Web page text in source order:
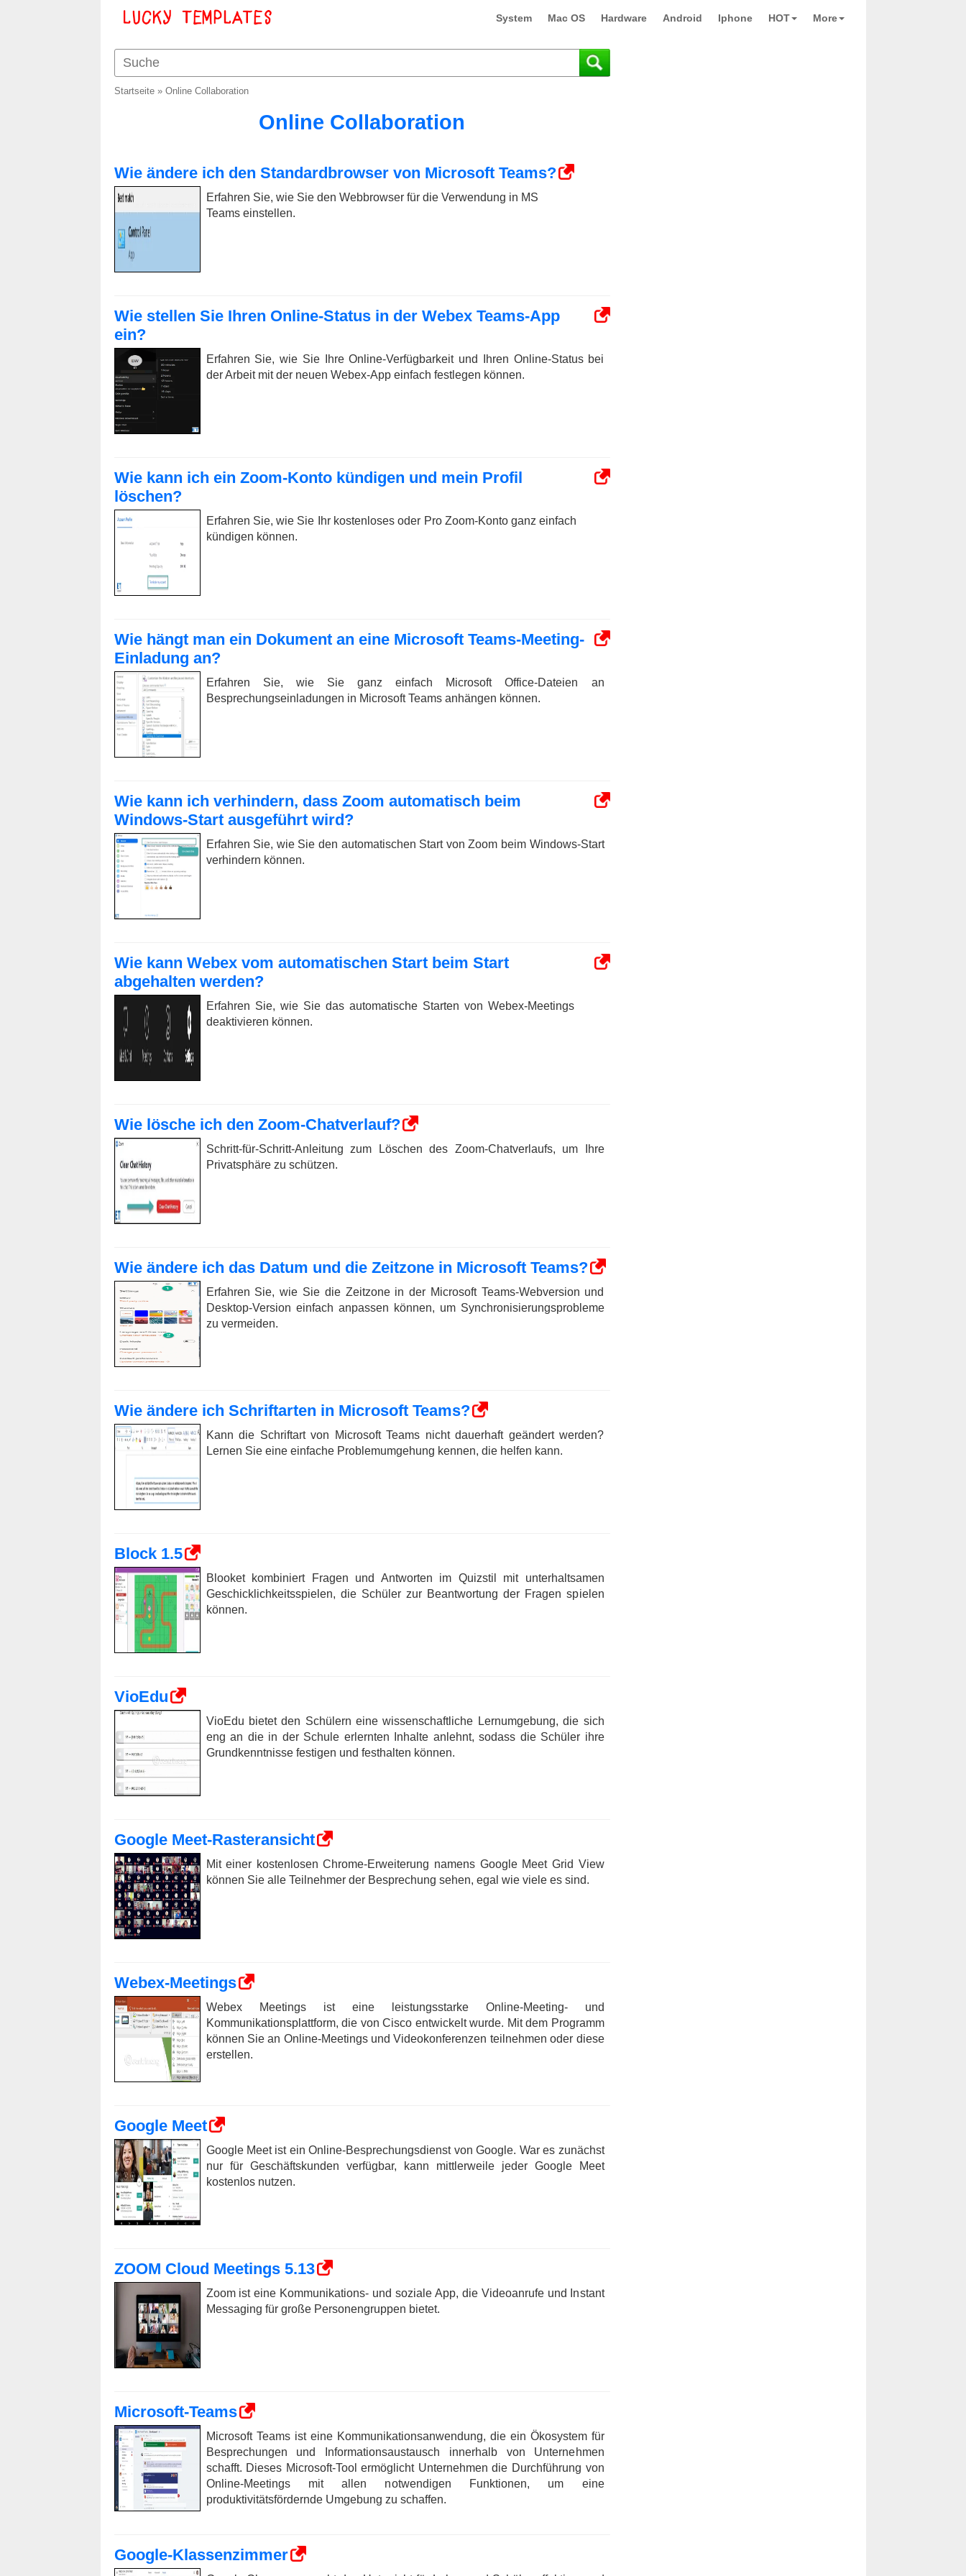
System Mac OS Hardware Android Iphone HOT More
Startseite» Online Collaboration
Online Collaboration
Wie ändere ich den Standardbrowser von Microsoft Teams?
Erfahren Sie, wie Sie den Webbrowser für die Verwendung in MS
Teams einstellen.
Wie stellen Sie Ihren Online-Status in der Webex Teams-App
ein?
Erfahren Sie, wie Sie Ihre Online-Verfügbarkeit und Ihren Online-Status bei
der Arbeit mit der neuen Webex-App einfach festlegen können.
Wie kann ich ein Zoom-Konto kündigen und mein Profil
löschen?
Erfahren Sie, wie Sie Ihr kostenloses oder Pro Zoom-Konto ganz einfach
kündigen können.
Wie hängt man ein Dokument an eine Microsoft Teams-Meeting-
Einladung an?
Erfahren Sie, wie Sie ganz einfach Microsoft Office-Dateien an
Besprechungseinladungen in Microsoft Teams anhängen können.
Wie kann ich verhindern, dass Zoom automatisch beim
Windows-Start ausgeführt wird?
Erfahren Sie, wie Sie den automatischen Start von Zoom beim Windows-Start
verhindern können.
Wie kann Webex vom automatischen Start beim Start
abgehalten werden?
Erfahren Sie, wie Sie das automatische Starten von Webex-Meetings
deaktivieren können.
Wie lösche ich den Zoom-Chatverlauf?
Schritt-für-Schritt-Anleitung zum Löschen des Zoom-Chatverlaufs, um Ihre
Privatsphäre zu schützen.
Wie ändere ich das Datum und die Zeitzone in Microsoft Teams?
Erfahren Sie, wie Sie die Zeitzone in der Microsoft Teams-Webversion und
Desktop-Version einfach anpassen können, um Synchronisierungsprobleme
zu vermeiden.
Wie ändere ich Schriftarten in Microsoft Teams?
Kann die Schriftart von Microsoft Teams nicht dauerhaft geändert werden?
Lernen Sie eine einfache Problemumgehung kennen, die helfen kann.
Block 1.5
Blooket kombiniert Fragen und Antworten im Quizstil mit unterhaltsamen
Geschicklichkeitsspielen, die Schüler zur Beantwortung der Fragen spielen
können.
VioEdu
VioEdu bietet den Schülern eine wissenschaftliche Lernumgebung, die sich
eng an die in der Schule erlernten Inhalte anlehnt, sodass die Schüler ihre
Grundkenntnisse festigen und festhalten können.
Google Meet-Rasteransicht
Mit einer kostenlosen Chrome-Erweiterung namens Google Meet Grid View
können Sie alle Teilnehmer der Besprechung sehen, egal wie viele es sind.
Webex-Meetings
Webex Meetings ist eine leistungsstarke Online-Meeting- und
Kommunikationsplattform, die von Cisco entwickelt wurde. Mit dem Programm
können Sie an Online-Meetings und Videokonferenzen teilnehmen oder diese
erstellen.
Google Meet
Google Meet ist ein Online-Besprechungsdienst von Google. War es zunächst
nur für Geschäftskunden verfügbar, kann mittlerweile jeder Google Meet
kostenlos nutzen.
ZOOM Cloud Meetings 5.13
Zoom ist eine Kommunikations- und soziale App, die Videoanrufe und Instant
Messaging für große Personengruppen bietet.
Microsoft-Teams
Microsoft Teams ist eine Kommunikationsanwendung, die ein Ökosystem für
Besprechungen und Informationsaustausch innerhalb von Unternehmen
schafft. Dieses Microsoft-Tool ermöglicht Unternehmen die Durchführung von
Online-Meetings mit allen notwendigen Funktionen, um eine
produktivitätsfördernde Umgebung zu schaffen.
Google-Klassenzimmer